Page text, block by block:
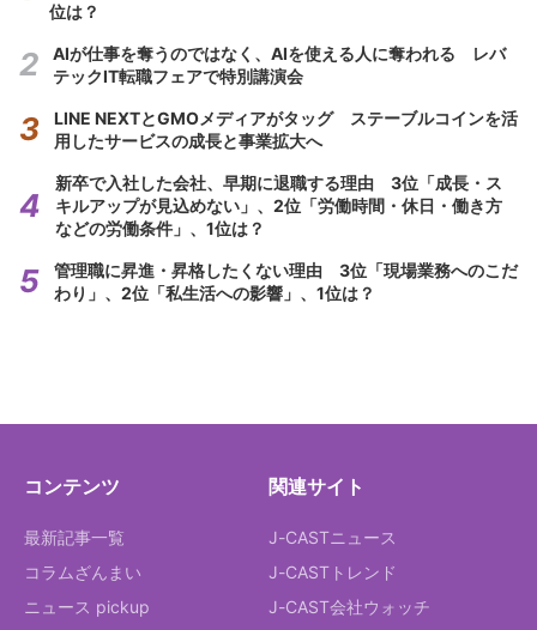
位は？
AIが仕事を奪うのではなく、AIを使える人に奪われる レバ
テックIT転職フェアで特別講演会
LINE NEXTとGMOメディアがタッグ ステーブルコインを活
用したサービスの成長と事業拡大へ
新卒で入社した会社、早期に退職する理由 3位「成長・ス
キルアップが見込めない」、2位「労働時間・休日・働き方
などの労働条件」、1位は？
管理職に昇進・昇格したくない理由 3位「現場業務へのこだ
わり」、2位「私生活への影響」、1位は？
コンテンツ
最新記事一覧
コラムざんまい
ニュース pickup
関連サイト
J-CASTニュース
J-CASTトレンド
J-CAST会社ウォッチ